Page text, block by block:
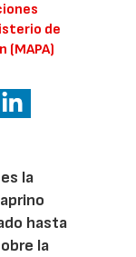
de
la
hasta
la